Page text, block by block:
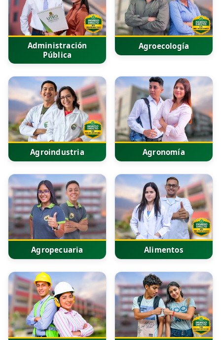
Administración
Pública
Agroecología
Agroindustria Agronomía
Agropecuaria Alimentos